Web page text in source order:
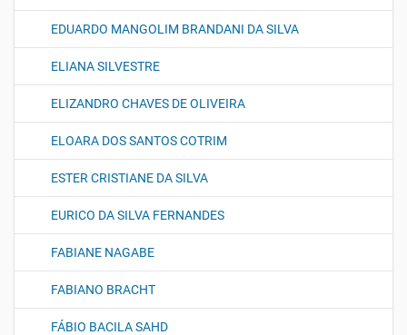
EDUARDO MANGOLIM BRANDANI DA SILVA
ELIANA SILVESTRE
ELIZANDRO CHAVES DE OLIVEIRA
ELOARA DOS SANTOS COTRIM
ESTER CRISTIANE DA SILVA
EURICO DA SILVA FERNANDES
FABIANE NAGABE
FABIANO BRACHT
FÁBIO BACILA SAHD